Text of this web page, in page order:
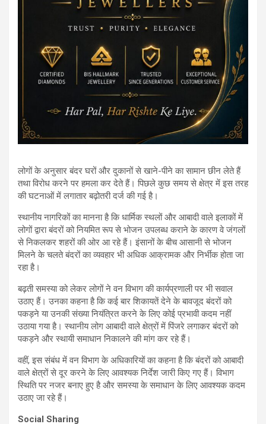
लोगों के अनुसार बंदर घरों और दुकानों से खाने-पीने का सामान छीन लेते हैं
तथा विरोध करने पर हमला कर देते हैं। पिछले कुछ समय से क्षेत्र में इस तरह
की घटनाओं में लगातार बढ़ोतरी दर्ज की गई है।
स्थानीय नागरिकों का मानना है कि धार्मिक स्थलों और आबादी वाले इलाकों में
लोगों द्वारा बंदरों को नियमित रूप से भोजन उपलब्ध कराने के कारण वे जंगलों
से निकलकर शहरों की ओर आ रहे हैं। इंसानों के बीच आसानी से भोजन
मिलने के चलते बंदरों का व्यवहार भी अधिक आक्रामक और निर्भीक होता जा
रहा है।
बढ़ती समस्या को लेकर लोगों ने वन विभाग की कार्यप्रणाली पर भी सवाल
उठाए हैं। उनका कहना है कि कई बार शिकायतें देने के बावजूद बंदरों को
पकड़ने या उनकी संख्या नियंत्रित करने के लिए कोई प्रभावी कदम नहीं
उठाया गया है। स्थानीय लोग आबादी वाले क्षेत्रों में पिंजरे लगाकर बंदरों को
पकड़ने और स्थायी समाधान निकालने की मांग कर रहे हैं।
वहीं, इस संबंध में वन विभाग के अधिकारियों का कहना है कि बंदरों को आबादी
वाले क्षेत्रों से दूर करने के लिए आवश्यक निर्देश जारी किए गए हैं। विभाग
स्थिति पर नजर बनाए हुए है और समस्या के समाधान के लिए आवश्यक कदम
उठाए जा रहे हैं।
Social Sharing